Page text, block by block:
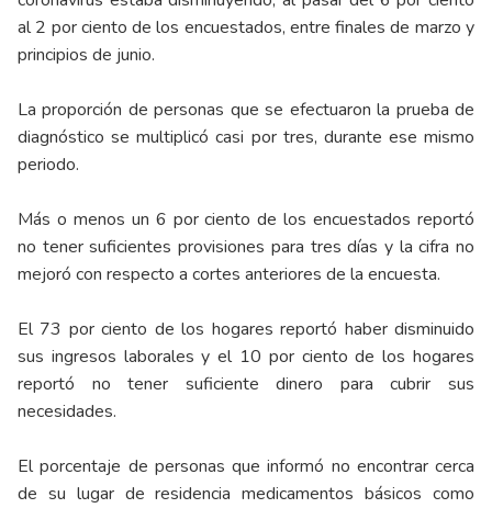
al 2 por ciento de los encuestados, entre finales de marzo y
principios de junio.
La proporción de personas que se efectuaron la prueba de
diagnóstico se multiplicó casi por tres, durante ese mismo
periodo.
Más o menos un 6 por ciento de los encuestados reportó
no tener suficientes provisiones para tres días y la cifra no
mejoró con respecto a cortes anteriores de la encuesta.
El 73 por ciento de los hogares reportó haber disminuido
sus ingresos laborales y el 10 por ciento de los hogares
reportó no tener suficiente dinero para cubrir sus
necesidades.
El porcentaje de personas que informó no encontrar cerca
de su lugar de residencia medicamentos básicos como